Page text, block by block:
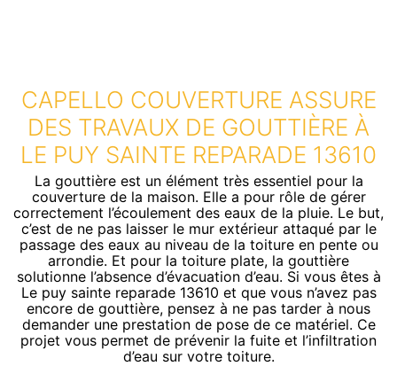
CAPELLO COUVERTURE ASSURE
DES TRAVAUX DE GOUTTIÈRE À
LE PUY SAINTE REPARADE 13610
La gouttière est un élément très essentiel pour la
couverture de la maison. Elle a pour rôle de gérer
correctement l’écoulement des eaux de la pluie. Le but,
c’est de ne pas laisser le mur extérieur attaqué par le
passage des eaux au niveau de la toiture en pente ou
arrondie. Et pour la toiture plate, la gouttière
solutionne l’absence d’évacuation d’eau. Si vous êtes à
Le puy sainte reparade 13610 et que vous n’avez pas
encore de gouttière, pensez à ne pas tarder à nous
demander une prestation de pose de ce matériel. Ce
projet vous permet de prévenir la fuite et l’infiltration
d’eau sur votre toiture.